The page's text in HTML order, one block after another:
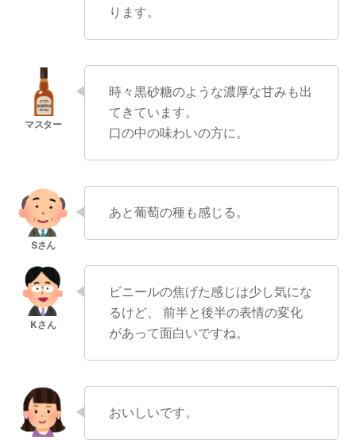
ります。
時々黒砂糖のような濃厚な甘みも出
てきています。
口の中の味わいの方に。
あと葡萄の種も感じる。
ビニールの焦げた感じは少し気にな
るけど、 前半と後半の表情の変化
があって面白いですね。
おいしいです。